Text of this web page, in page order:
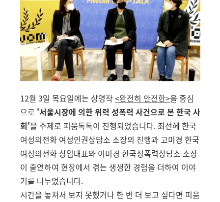
12월 3일 목요일에는 상영작<완전히 안전한>을 중심
으로 '서울시장에 의한 위력 성폭력 사건으로 본 한국 사
회'을 주제로 피움톡톡이 진행되었습니다. 최선혜 한국
여성의전화 여성인권상담소 소장의 진행과 고미경 한국
여성의전화 상임대표와 이미경 한국성폭력상담소 소장
이 출연하여 현장에서 겪는 생생한 경험을 더하여 이야
기를 나누었습니다.
시간을 놓쳐서 보지 못했거나 한 번 더 보고 싶다면 피움